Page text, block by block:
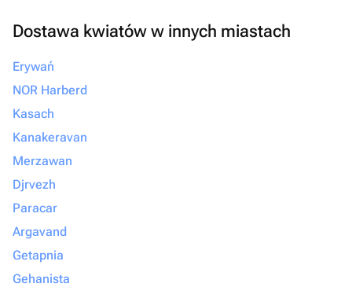
Dostawa kwiatów w innych miastach
Erywań
NOR Harberd
Kasach
Kanakeravan
Merzawan
Djrvezh
Paracar
Argavand
Getapnia
Gehanista